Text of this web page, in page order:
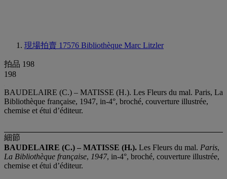
現場拍賣 17576 Bibliothèque Marc Litzler
拍品 198
198
BAUDELAIRE (C.) – MATISSE (H.). Les Fleurs du mal. Paris, La
Bibliothèque française, 1947, in-4°, broché, couverture illustrée,
chemise et étui d’éditeur.
細節
BAUDELAIRE (C.) – MATISSE (H.). Les Fleurs du mal. Paris,
La Bibliothèque française, 1947, in-4°, broché, couverture illustrée,
chemise et étui d’éditeur.